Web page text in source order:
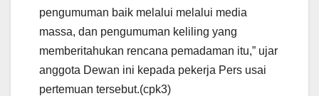
pengumuman baik melalui melalui media
massa, dan pengumuman keliling yang
memberitahukan rencana pemadaman itu,” ujar
anggota Dewan ini kepada pekerja Pers usai
pertemuan tersebut.(cpk3)